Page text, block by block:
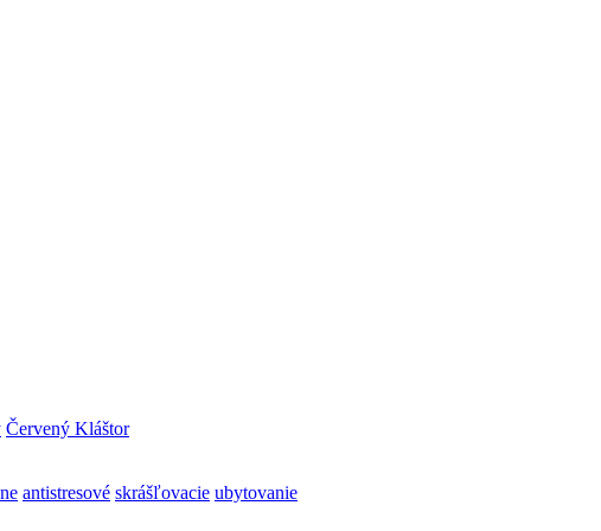
Červený Kláštor
antistresové skrášľovacie ubytovanie